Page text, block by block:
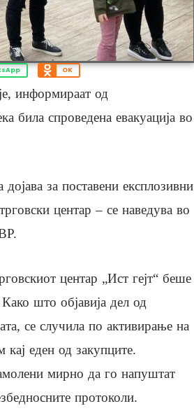
OK
информираат од
била спроведена евакуација во
за поставени експлозивни
центар – се наведува во
центар „Ист гејт“ беше
што објавија дел од
се случила по активирање на
еден од закупците.
мирно да го напуштат
протоколи.